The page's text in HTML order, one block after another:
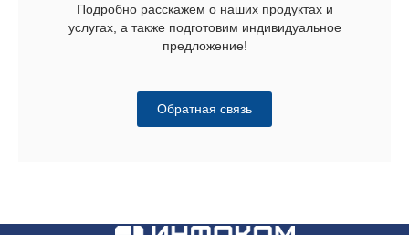
Подробно расскажем о наших продуктах и
услугах, а также подготовим индивидуальное
предложение!
Обратная связь